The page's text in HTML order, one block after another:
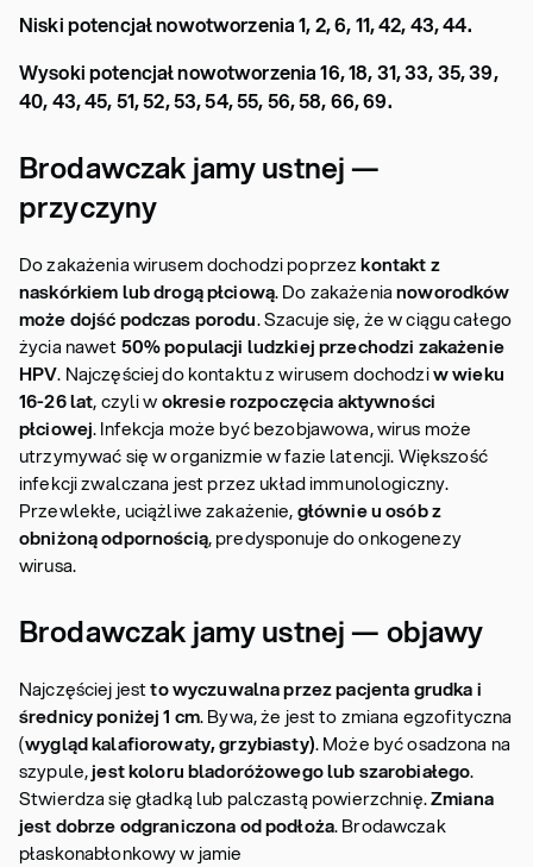
Niski potencjał nowotworzenia 1, 2, 6, 11, 42, 43, 44.
Wysoki potencjał nowotworzenia 16, 18, 31, 33, 35, 39,
40, 43, 45, 51, 52, 53, 54, 55, 56, 58, 66, 69.
Brodawczak jamy ustnej —
przyczyny
Do zakażenia wirusem dochodzi poprzezkontakt z
naskórkiem lub drogą płciową. Do zakażenianoworodków
może dojść podczas porodu. Szacuje się, że w ciągu całego
życia nawet50% populacji ludzkiej przechodzi zakażenie
HPV. Najczęściej do kontaktu z wirusem dochodziw wieku
16-26 lat, czyli wokresie rozpoczęcia aktywności
płciowej. Infekcja może być bezobjawowa, wirus może
utrzymywać się w organizmie w fazie latencji. Większość
infekcji zwalczana jest przez układ immunologiczny.
Przewlekłe, uciążliwe zakażenie,głównie u osób z
obniżoną odpornością, predysponuje do onkogenezy
wirusa.
Brodawczak jamy ustnej — objawy
Najczęściej jestto wyczuwalna przez pacjenta grudka i
średnicy poniżej 1 cm. Bywa, że jest to zmiana egzofityczna
(wygląd kalafiorowaty, grzybiasty). Może być osadzona na
szypule,jest koloru bladoróżowego lub szarobiałego.
Stwierdza się gładką lub palczastą powierzchnię.Zmiana
jest dobrze odgraniczona od podłoża. Brodawczak
płaskonabłonkowy w jamie